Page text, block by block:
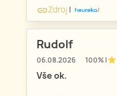
linkZdroj |
Rudolf
06.08.2026 100% |star
Vše ok.